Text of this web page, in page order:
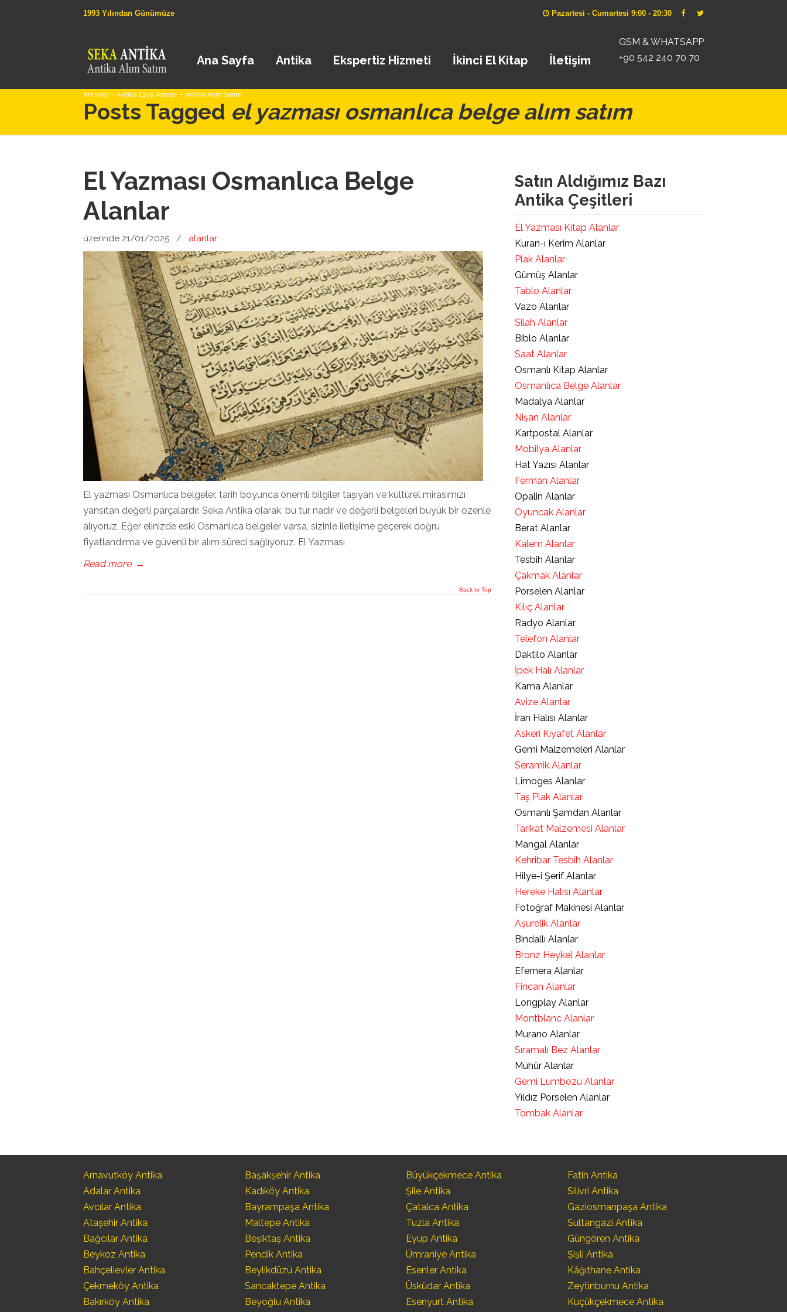
1993 Yılından Günümüze Pazartesi - Cumartesi 9:00 - 20:30
Antikacı – Antika Eşya Alanlar – Antika Alım Satım
GSM & WHATSAPP
+90 542 240 70 70
Ana Sayfa Antika Ekspertiz Hizmeti İkinci El Kitap İletişim
Posts Tagged el yazması osmanlıca belge alım satım
El Yazması Osmanlıca Belge
Alanlar
üzerinde 21/01/2025 / alanlar
El yazması Osmanlıca belgeler, tarih boyunca önemli bilgiler taşıyan ve kültürel mirasımızı
yansıtan değerli parçalardır. Seka Antika olarak, bu tür nadir ve değerli belgeleri büyük bir özenle
alıyoruz. Eğer elinizde eski Osmanlıca belgeler varsa, sizinle iletişime geçerek doğru
fiyatlandırma ve güvenli bir alım süreci sağlıyoruz. El Yazması
Read more →
Back to Top
Satın Aldığımız Bazı
Antika Çeşitleri
El Yazması Kitap Alanlar
Kuran-ı Kerim Alanlar
Plak Alanlar
Gümüş Alanlar
Tablo Alanlar
Vazo Alanlar
Silah Alanlar
Biblo Alanlar
Saat Alanlar
Osmanlı Kitap Alanlar
Osmanlıca Belge Alanlar
Madalya Alanlar
Nişan Alanlar
Kartpostal Alanlar
Mobilya Alanlar
Hat Yazısı Alanlar
Ferman Alanlar
Opalin Alanlar
Oyuncak Alanlar
Berat Alanlar
Kalem Alanlar
Tesbih Alanlar
Çakmak Alanlar
Porselen Alanlar
Kılıç Alanlar
Radyo Alanlar
Telefon Alanlar
Daktilo Alanlar
İpek Halı Alanlar
Kama Alanlar
Avize Alanlar
İran Halısı Alanlar
Askeri Kıyafet Alanlar
Gemi Malzemeleri Alanlar
Seramik Alanlar
Limoges Alanlar
Taş Plak Alanlar
Osmanlı Şamdan Alanlar
Tarikat Malzemesi Alanlar
Mangal Alanlar
Kehribar Tesbih Alanlar
Hilye-i Şerif Alanlar
Hereke Halısı Alanlar
Fotoğraf Makinesi Alanlar
Aşurelik Alanlar
Bindallı Alanlar
Bronz Heykel Alanlar
Efemera Alanlar
Fincan Alanlar
Longplay Alanlar
Montblanc Alanlar
Murano Alanlar
Sıramalı Bez Alanlar
Mühür Alanlar
Gemi Lumbozu Alanlar
Yıldız Porselen Alanlar
Tombak Alanlar
Arnavutköy Antika
Adalar Antika
Avcılar Antika
Ataşehir Antika
Bağcılar Antika
Beykoz Antika
Bahçelievler Antika
Çekmeköy Antika
Bakırköy Antika
Başakşehir Antika
Kadıköy Antika
Bayrampaşa Antika
Maltepe Antika
Beşiktaş Antika
Pendik Antika
Beylikdüzü Antika
Sancaktepe Antika
Beyoğlu Antika
Büyükçekmece Antika
Şile Antika
Çatalca Antika
Tuzla Antika
Eyüp Antika
Ümraniye Antika
Esenler Antika
Üsküdar Antika
Esenyurt Antika
Fatih Antika
Silivri Antika
Gaziosmanpaşa Antika
Sultangazi Antika
Güngören Antika
Şişli Antika
Kâğıthane Antika
Zeytinburnu Antika
Küçükçekmece Antika